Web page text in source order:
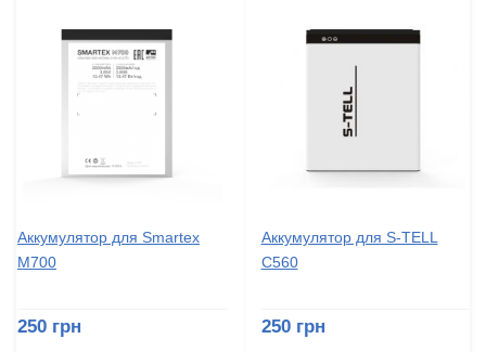
Аккумулятор для Smartex
M700
250 грн
Аккумулятор для S-TELL
C560
250 грн